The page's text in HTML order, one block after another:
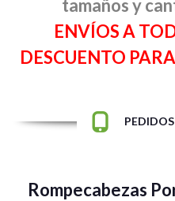
tamaños y
ENVÍOS A
DESCUENTO
Rompecabezas